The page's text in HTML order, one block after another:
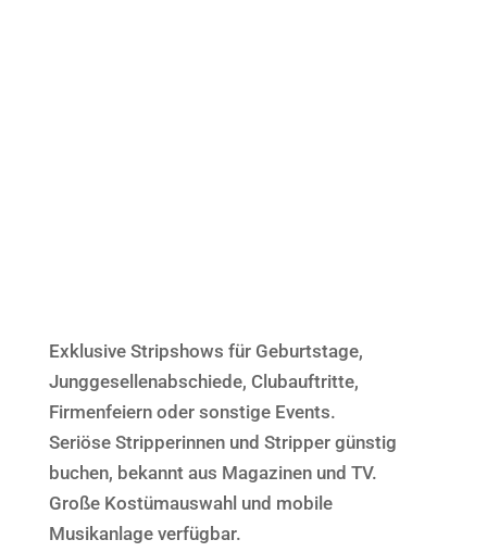
Exklusive Stripshows für Geburtstage,
Junggesellenabschiede, Clubauftritte,
Firmenfeiern oder sonstige Events.
Seriöse Stripperinnen und Stripper günstig
buchen, bekannt aus Magazinen und TV.
Große Kostümauswahl und mobile
Musikanlage verfügbar.